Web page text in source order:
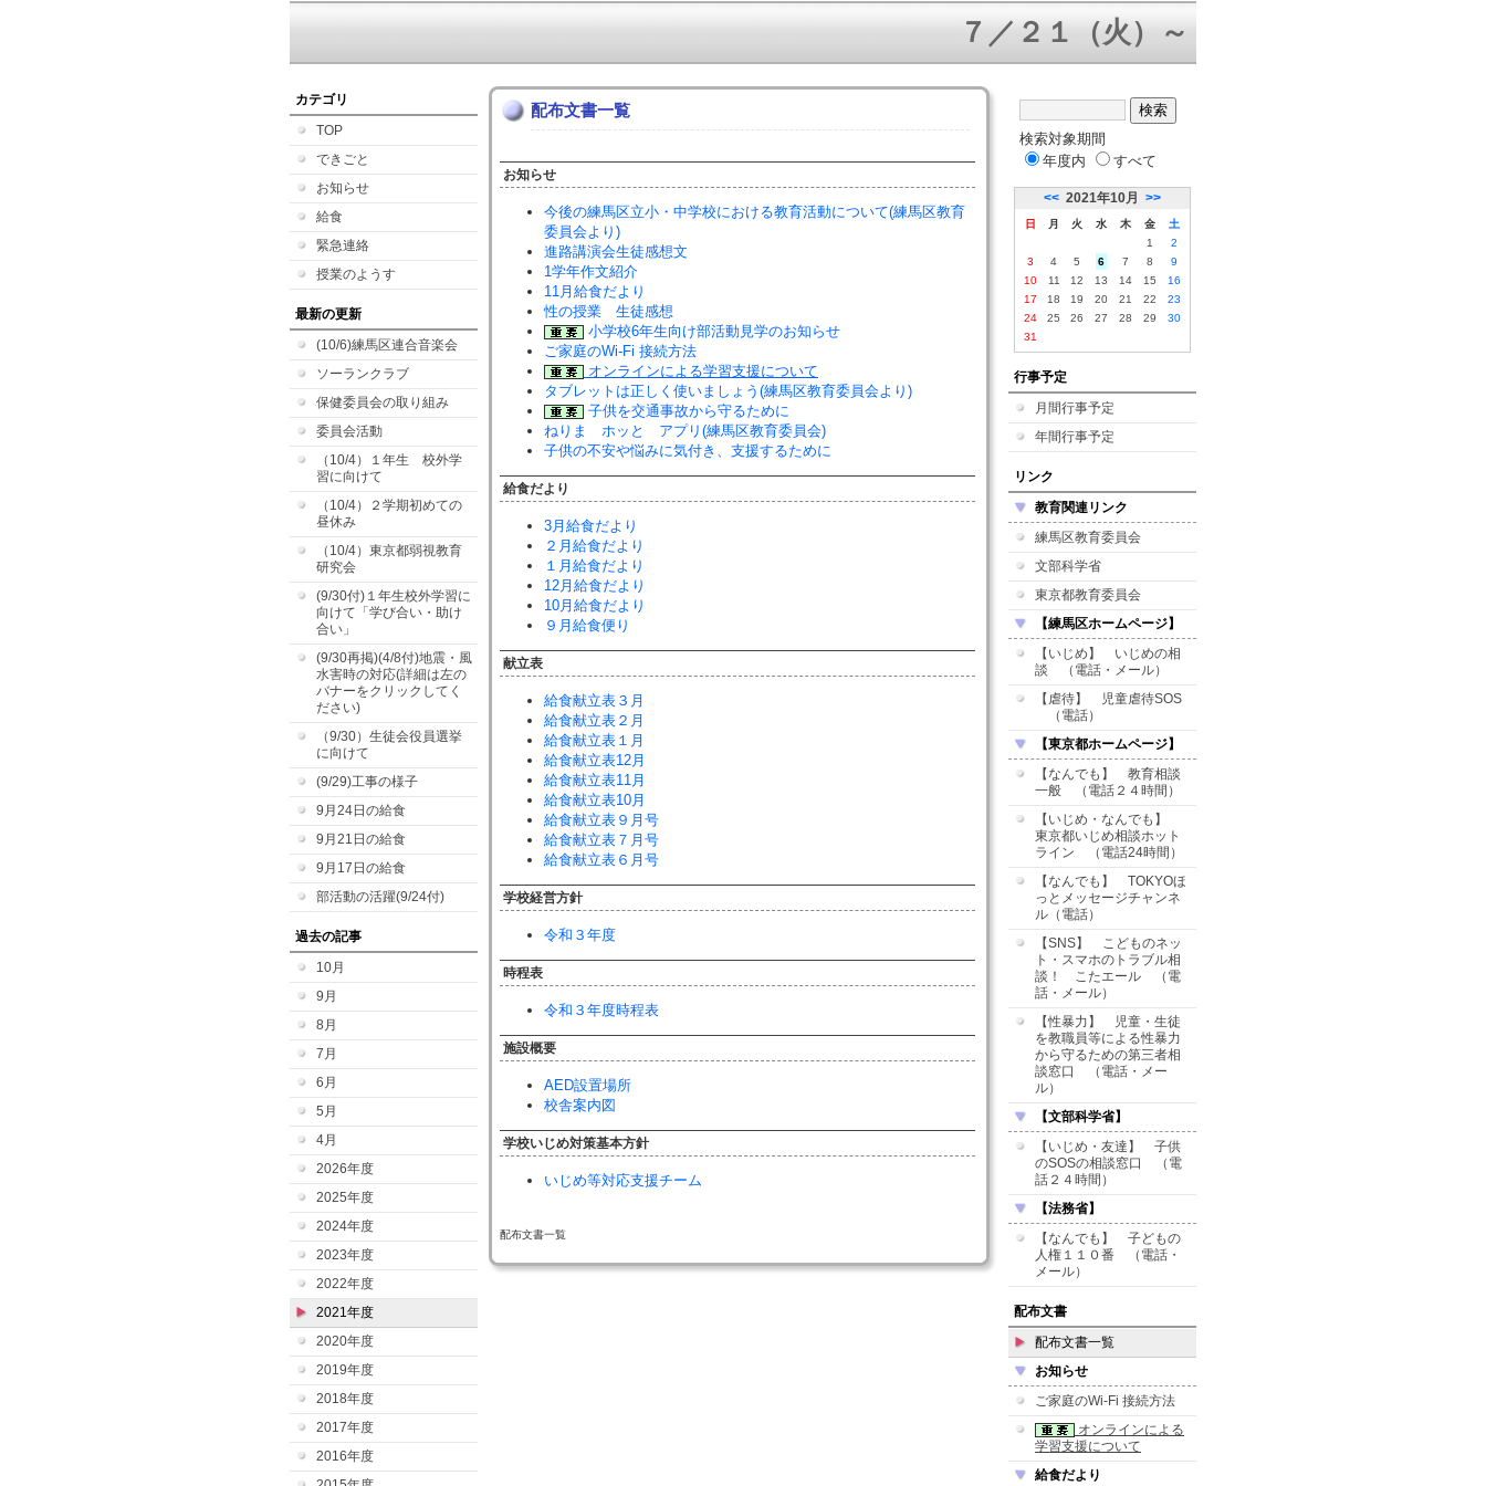
７／２１（火）～３１（金）三者面
カテゴリ
TOP
できごと
お知らせ
給食
緊急連絡
授業のようす
最新の更新
(10/6)練馬区連合音楽会
ソーランクラブ
保健委員会の取り組み
委員会活動
（10/4）１年生 校外学
習に向けて
（10/4）２学期初めての
昼休み
（10/4）東京都弱視教育
研究会
(9/30付)１年生校外学習に
向けて「学び合い・助け
合い」
(9/30再掲)(4/8付)地震・風
水害時の対応(詳細は左の
バナーをクリックしてく
ださい)
（9/30）生徒会役員選挙
に向けて
(9/29)工事の様子
9月24日の給食
9月21日の給食
9月17日の給食
部活動の活躍(9/24付)
過去の記事
10月
9月
8月
7月
6月
5月
4月
2026年度
2025年度
2024年度
2023年度
2022年度
2021年度
2020年度
2019年度
2018年度
2017年度
2016年度
配布文書一覧
お知らせ
今後の練馬区立小・中学校における教育活動について(練馬区教育
委員会より)
進路講演会生徒感想文
1学年作文紹介
11月給食だより
性の授業 生徒感想
小学校6年生向け部活動見学のお知らせ
ご家庭のWi-Fi 接続方法
オンラインによる学習支援について
タブレットは正しく使いましょう(練馬区教育委員会より)
子供を交通事故から守るために
ねりま ホッと アプリ(練馬区教育委員会)
子供の不安や悩みに気付き、支援するために
給食だより
3月給食だより
２月給食だより
１月給食だより
12月給食だより
10月給食だより
９月給食便り
献立表
給食献立表３月
給食献立表２月
給食献立表１月
給食献立表12月
給食献立表11月
給食献立表10月
給食献立表９月号
給食献立表７月号
給食献立表６月号
学校経営方針
令和３年度
時程表
令和３年度時程表
施設概要
AED設置場所
校舎案内図
学校いじめ対策基本方針
いじめ等対応支援チーム
配布文書一覧
検索対象期間
年度内
すべて
<< 2021年10月 >>
日 月 火 水 木 金
土
1
2
3
4 5 6 7 8
9
10
11 12 13 14 15
16
17
18 19 20 21 22
23
24
25 26 27 28 29
30
31
行事予定
月間行事予定
年間行事予定
リンク
教育関連リンク
練馬区教育委員会
文部科学省
東京都教育委員会
【練馬区ホームページ】
【いじめ】 いじめの相
談 （電話・メール）
【虐待】 児童虐待SOS
（電話）
【東京都ホームページ】
【なんでも】 教育相談
一般 （電話２４時間）
【いじめ・なんでも】
東京都いじめ相談ホット
ライン （電話24時間）
【なんでも】 TOKYOほ
っとメッセージチャンネ
ル（電話）
【SNS】 こどものネッ
ト・スマホのトラブル相
談！ こたエール （電
話・メール）
【性暴力】 児童・生徒
を教職員等による性暴力
から守るための第三者相
談窓口 （電話・メー
ル）
【文部科学省】
【いじめ・友達】 子供
のSOSの相談窓口 （電
話２４時間）
【法務省】
【なんでも】 子どもの
人権１１０番 （電話・
メール）
配布文書
配布文書一覧
お知らせ
ご家庭のWi-Fi 接続方法
オンラインによる
学習支援について
給食だより